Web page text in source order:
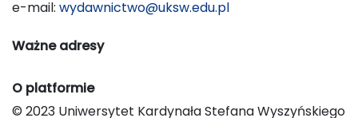
e-mail: wydawnictwo@uksw.edu.pl
Ważne adresy
O platformie
© 2023 Uniwersytet Kardynała Stefana Wyszyńskiego